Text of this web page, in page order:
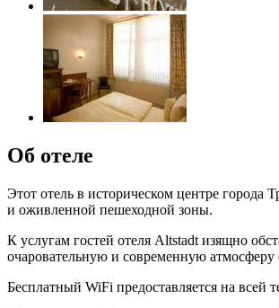
Об отеле
Этот отель в историческом центре города
и оживленной пешеходной зоны.
К услугам гостей отеля Altstadt изящно
очаровательную и современную атмосферу
Бесплатный WiFi предоставляется на всей